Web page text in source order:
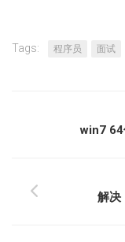
Tags: 程序员 面试
win7
解决